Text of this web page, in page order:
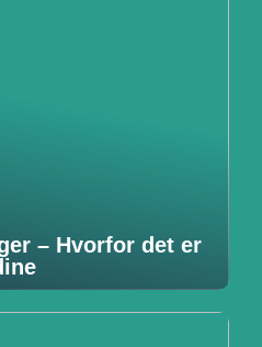
– Hvorfor det er